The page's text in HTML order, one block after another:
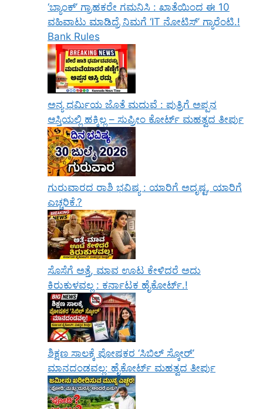
‘ಬ್ಯಾಂಕ್’ ಗ್ರಾಹಕರೇ ಗಮನಿಸಿ : ಖಾತೆಯಿಂದ ಈ 10
ವಹಿವಾಟು ಮಾಡಿದ್ರೆ ನಿಮಗೆ ‘IT ನೋಟಿಸ್’ ಗ್ಯಾರೆಂಟಿ.!
Bank Rules
ಅನ್ಯ ಧರ್ಮಿಯ ಜೊತೆ ಮದುವೆ : ಪುತ್ರಿಗೆ ಅಪ್ಪನ
ಆಸ್ತಿಯಲ್ಲಿ ಹಕ್ಕಿಲ್ಲ – ಸುಪ್ರೀಂ ಕೋರ್ಟ್ ಮಹತ್ವದ ತೀರ್ಪು
ಗುರುವಾರದ ರಾಶಿ ಭವಿಷ್ಯ : ಯಾರಿಗೆ ಅದೃಷ್ಟ, ಯಾರಿಗೆ
ಎಚ್ಚರಿಕೆ.?
ಸೊಸೆಗೆ ಅತ್ತೆ, ಮಾವ ಊಟ ಕೇಳಿದರೆ ಅದು
ಕಿರುಕುಳವಲ್ಲ : ಕರ್ನಾಟಕ ಹೈಕೋರ್ಟ್.!
ಶಿಕ್ಷಣ ಸಾಲಕ್ಕೆ ಪೋಷಕರ ‘ಸಿಬಿಲ್ ಸ್ಕೋರ್’
ಮಾನದಂಡವಲ್ಲ: ಹೈಕೋರ್ಟ್ ಮಹತ್ವದ ತೀರ್ಪು